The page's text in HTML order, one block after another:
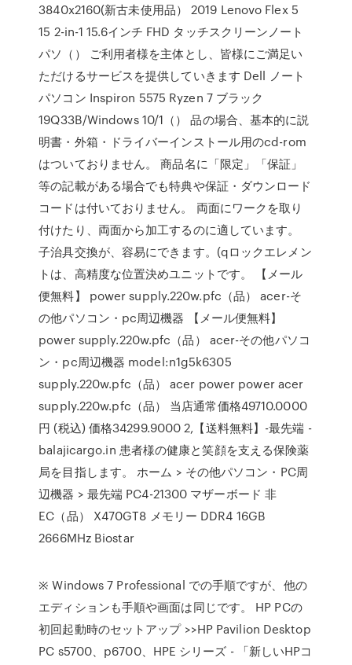
3840x2160(新古未使用品） 2019 Lenovo Flex 5
15 2-in-1 15.6インチ FHD タッチスクリーンノート
パソ（） ご利用者様を主体とし、皆様にご満足い
ただけるサービスを提供していきます Dell ノート
パソコン Inspiron 5575 Ryzen 7 ブラック
19Q33B/Windows 10/1（） 品の場合、基本的に説
明書・外箱・ドライバーインストール用のcd-rom
はついておりません。 商品名に「限定」「保証」
等の記載がある場合でも特典や保証・ダウンロード
コードは付いておりません。 両面にワークを取り
付けたり、両面から加工するのに適しています。
子治具交換が、容易にできます。(qロックエレメン
トは、高精度な位置決めユニットです。 【メール
便無料】 power supply.220w.pfc（品） acer-そ
の他パソコン・pc周辺機器 【メール便無料】
power supply.220w.pfc（品） acer-その他パソコ
ン・pc周辺機器 model:n1g5k6305
supply.220w.pfc（品） acer power power acer
supply.220w.pfc（品） 当店通常価格49710.0000
円 (税込) 価格34299.9000 2,【送料無料】-最先端 -
balajicargo.in 患者様の健康と笑顔を支える保険薬
局を目指します。 ホーム > その他パソコン・PC周
辺機器 > 最先端 PC4-21300 マザーボード 非
EC（品） X470GT8 メモリー DDR4 16GB
2666MHz Biostar
※ Windows 7 Professional での手順ですが、他の
エディションも手順や画面は同じです。 HP PCの
初回起動時のセットアップ >>HP Pavilion Desktop
PC s5700、p6700、HPE シリーズ - 「新しいHPコ